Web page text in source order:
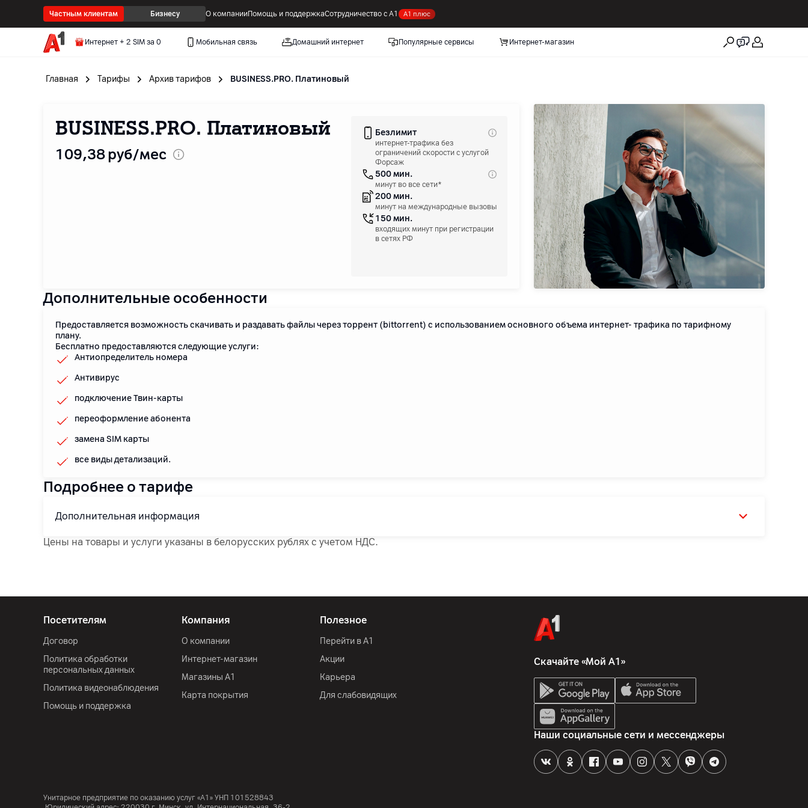
Частным клиентам Бизнесу О компанииПомощь и поддержкаСотрудничество с А1 А1 плюс
Интернет + 2 SIM за 0 Мобильная связь Домашний интернет Популярные сервисы Интернет-магазин
Главная Тарифы Архив тарифов BUSINESS.PRO. Платиновый
BUSINESS.PRO. Платиновый
109,38руб/мес
Безлимит
интернет-трафика без
ограничений скорости с услугой
Форсаж
500 мин.
минут во все сети*
200 мин.
минут на международные вызовы
150 мин.
входящих минут при регистрации
в сетях РФ
Дополнительные особенности
Предоставляется возможность скачивать и раздавать файлы через торрент (bittorrent) с использованием основного объема интернет- трафика по тарифному
плану.
Бесплатно предоставляются следующие услуги:
Антиопределитель номера
Антивирус
подключение Твин-карты
переоформление абонента
замена SIM карты
все виды детализаций.
Подробнее о тарифе
Дополнительная информация
Цены на товары и услуги указаны в белорусских рублях с учетом НДС.
Посетителям
Договор
Политика обработки
персональных данных
Политика видеонаблюдения
Помощь и поддержка
Компания
О компании
Интернет-магазин
Магазины А1
Карта покрытия
Полезное
Перейти в А1
Акции
Карьера
Для слабовидящих
Скачайте «Мой А1»
Наши социальные сети и мессенджеры
Унитарное предприятие по оказанию услуг «А1» УНП 101528843